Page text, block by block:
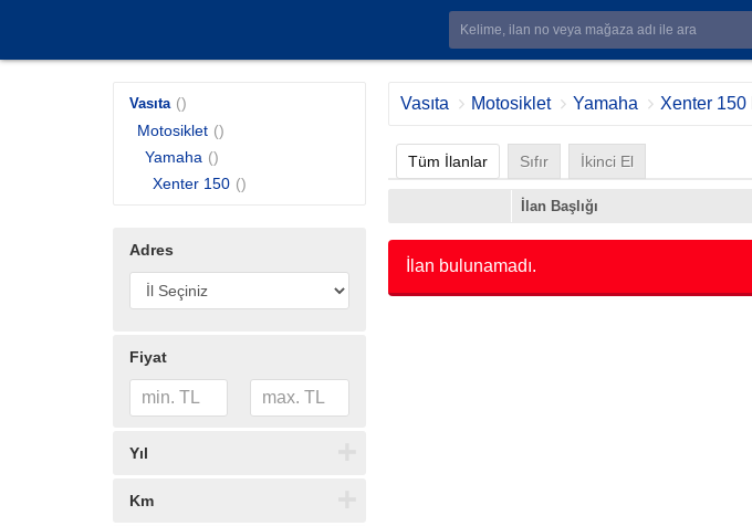
Vasıta ()
Motosiklet ()
Yamaha ()
Xenter 150 ()
Adres
Fiyat
Yıl
Km
Vasıta Motosiklet Yamaha Xenter 150
Tüm İlanlar Sıfır İkinci El
İlan Başlığı
İlan bulunamadı.